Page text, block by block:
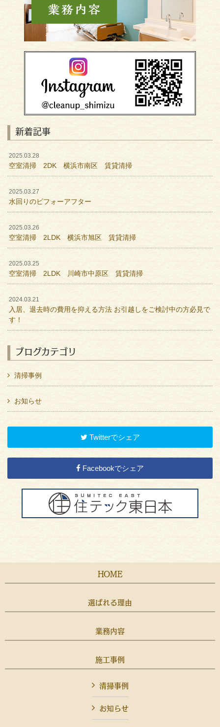
新着記事
2025.03.28
空室清掃 2DK 横浜市南区 賃貸清掃
2025.03.27
水回りのビフォーアフター
2025.03.26
空室清掃 2LDK 横浜市旭区 賃貸清掃
2025.03.25
空室清掃 2LDK 川崎市中原区 賃貸清掃
2024.03.21
入居、退去時の費用を抑える方法 お引越しをご検討中の方必見で
す！
ブログカテゴリ
清掃事例
お知らせ
Twitterでシェア
Facebookでシェア
HOME
選ばれる理由
業務内容
施工事例
清掃事例
お知らせ